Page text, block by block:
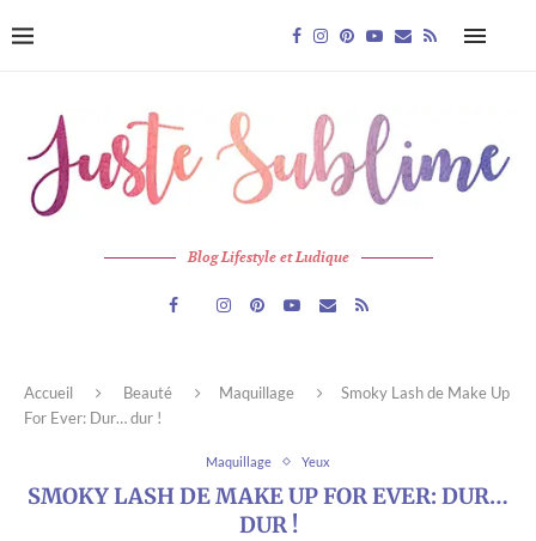
Blog Lifestyle et Ludique
Accueil Beauté Maquillage
Smoky Lash de Make Up
For Ever: Dur… dur !
Maquillage Yeux
SMOKY LASH DE MAKE UP FOR EVER: DUR…
DUR !